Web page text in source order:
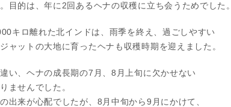
目的は、年に2回あるヘナの収穫に立ち会うためでした。
キロ離れた北インドは、雨季を終え、過ごしやすい
ャットの大地に育ったヘナも収穫時期を迎えました。
い、ヘナの成長期の7月、8月上旬に欠かせない
ませんでした。
出来が心配でしたが、8月中旬から9月にかけて、